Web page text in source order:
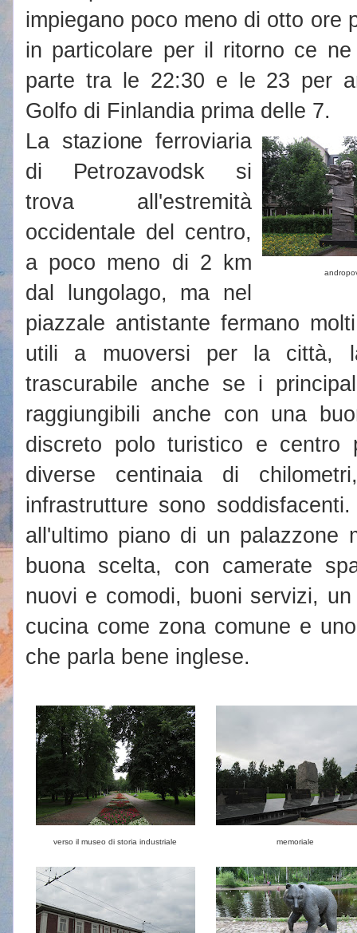
impiegano poco meno di otto ore
in particolare per il ritorno ce
parte tra le 22:30 e le 23 per
Golfo di Finlandia prima delle 7.
La stazione ferroviaria
di Petrozavodsk si
trova all'estremità
occidentale del centro,
a poco meno di 2 km
dal lungolago, ma nel
piazzale antistante fermano
utili a muoversi per la città,
trascurabile anche se i
raggiungibili anche con una
discreto polo turistico e centro
diverse centinaia di
infrastrutture sono
all'ultimo piano di un palazzone
buona scelta, con camerate
nuovi e comodi, buoni servizi,
cucina come zona comune e
che parla bene inglese.
verso il museo di storia industriale memoriale